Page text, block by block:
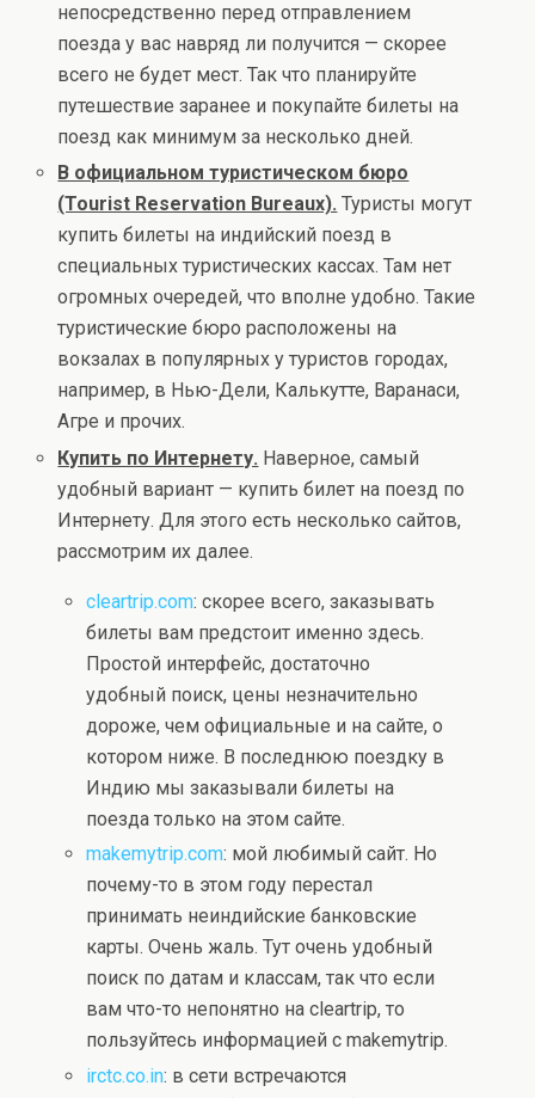
непосредственно перед отправлением
поезда у вас навряд ли получится — скорее
всего не будет мест. Так что планируйте
путешествие заранее и покупайте билеты на
поезд как минимум за несколько дней.
В официальном туристическом бюро
(Tourist Reservation Bureaux). Туристы могут
купить билеты на индийский поезд в
специальных туристических кассах. Там нет
огромных очередей, что вполне удобно. Такие
туристические бюро расположены на
вокзалах в популярных у туристов городах,
например, в Нью-Дели, Калькутте, Варанаси,
Агре и прочих.
Купить по Интернету. Наверное, самый
удобный вариант — купить билет на поезд по
Интернету. Для этого есть несколько сайтов,
рассмотрим их далее.
cleartrip.com: скорее всего, заказывать
билеты вам предстоит именно здесь.
Простой интерфейс, достаточно
удобный поиск, цены незначительно
дороже, чем официальные и на сайте, о
котором ниже. В последнюю поездку в
Индию мы заказывали билеты на
поезда только на этом сайте.
makemytrip.com: мой любимый сайт. Но
почему-то в этом году перестал
принимать неиндийские банковские
карты. Очень жаль. Тут очень удобный
поиск по датам и классам, так что если
вам что-то непонятно на cleartrip, то
пользуйтесь информацией с makemytrip.
irctc.co.in: в сети встречаются